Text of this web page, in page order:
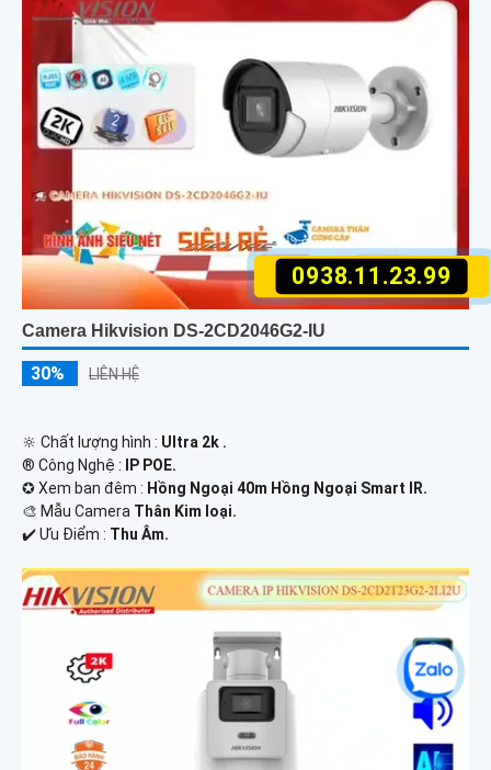
0938.11.23.99
Camera Hikvision DS-2CD2046G2-IU
30% LIÊN HỆ
🔆 Chất lượng hình : Ultra 2k .
®️ Công Nghệ :
IP POE.
✪ Xem ban đêm : Hồng Ngoại 40m Hồng Ngoại Smart IR.
🎨 Mẫu Camera Thân Kim loại.
️✔️ Ưu Điểm : Thu Âm.